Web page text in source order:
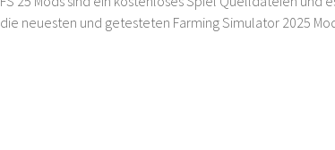
die neuesten und getesteten Farming Simulator 2025